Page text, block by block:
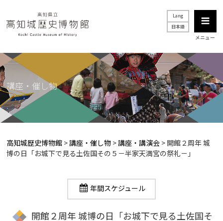
Lang
日本語
メニュー
講座・催し物
高知城歴史博物館 >講座・催し物 >講座・講演会 > 開館２周年 城
博の日「お城下で見る土佐国その５－半家天満宮の祭礼－」
年間スケジュール
開館２周年 城博の日「お城下で見る土佐国そ